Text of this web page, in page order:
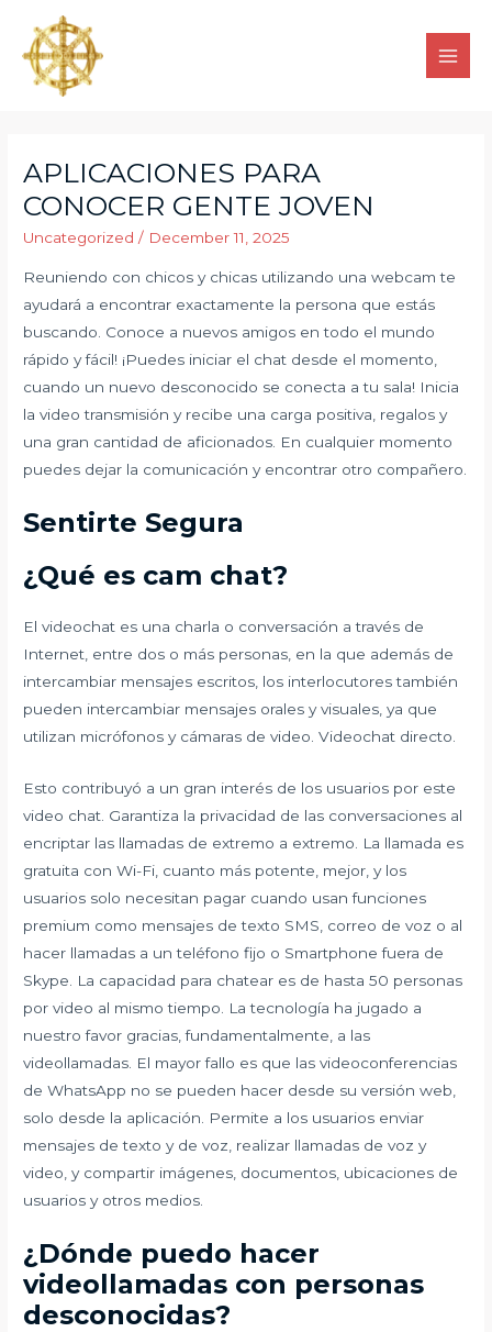
APLICACIONES PARA
CONOCER GENTE JOVEN
Uncategorized / December 11, 2025
Reuniendo con chicos y chicas utilizando una webcam te
ayudará a encontrar exactamente la persona que estás
buscando. Conoce a nuevos amigos en todo el mundo
rápido y fácil! ¡Puedes iniciar el chat desde el momento,
cuando un nuevo desconocido se conecta a tu sala! Inicia
la video transmisión y recibe una carga positiva, regalos y
una gran cantidad de aficionados. En cualquier momento
puedes dejar la comunicación y encontrar otro compañero.
Sentirte Segura
¿Qué es cam chat?
El videochat es una charla o conversación a través de
Internet, entre dos o más personas, en la que además de
intercambiar mensajes escritos, los interlocutores también
pueden intercambiar mensajes orales y visuales, ya que
utilizan micrófonos y cámaras de video. Videochat directo.
Esto contribuyó a un gran interés de los usuarios por este
video chat. Garantiza la privacidad de las conversaciones al
encriptar las llamadas de extremo a extremo. La llamada es
gratuita con Wi-Fi, cuanto más potente, mejor, y los
usuarios solo necesitan pagar cuando usan funciones
premium como mensajes de texto SMS, correo de voz o al
hacer llamadas a un teléfono fijo o Smartphone fuera de
Skype. La capacidad para chatear es de hasta 50 personas
por video al mismo tiempo. La tecnología ha jugado a
nuestro favor gracias, fundamentalmente, a las
videollamadas. El mayor fallo es que las videoconferencias
de WhatsApp no se pueden hacer desde su versión web,
solo desde la aplicación. Permite a los usuarios enviar
mensajes de texto y de voz, realizar llamadas de voz y
video, y compartir imágenes, documentos, ubicaciones de
usuarios y otros medios.
¿Dónde puedo hacer
videollamadas con personas
desconocidas?